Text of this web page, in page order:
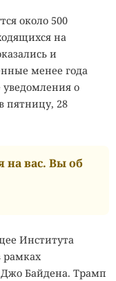
около 500
на
и
менее года
о
пятницу, 28
на вас. Вы об
Института
рамках
Байдена. Трамп